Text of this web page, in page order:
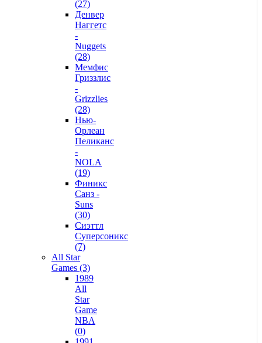
(27)
Денвер
Наггетс
-
Nuggets
(28)
Мемфис
Гриззлис
-
Grizzlies
(28)
Нью-
Орлеан
Пеликанс
-
NOLA
(19)
Финикс
Санз -
Suns
(30)
Сиэттл
Суперсоникс
(7)
All Star
Games (3)
1989
All
Star
Game
NBA
(0)